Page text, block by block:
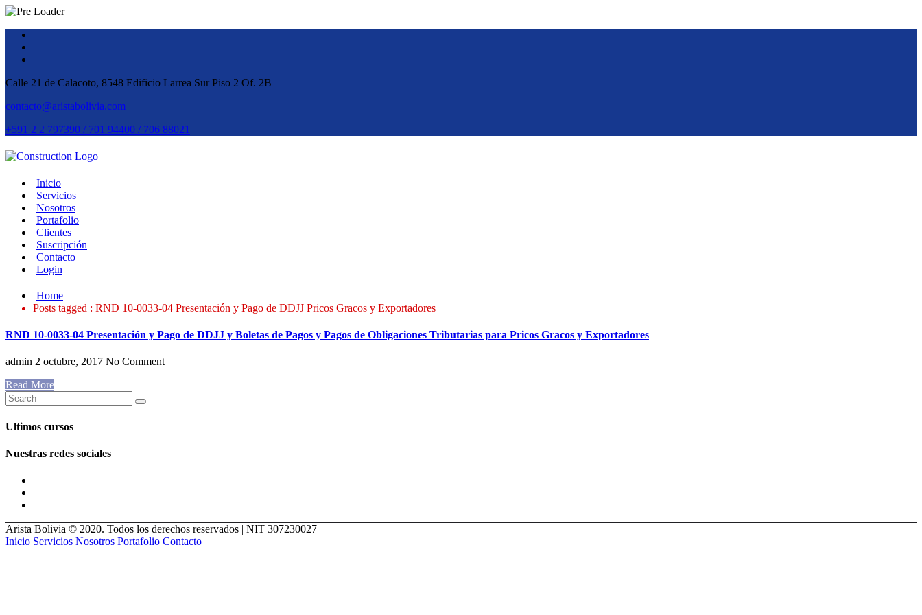
Calle 21 de Calacoto, 8548 Edificio Larrea Sur Piso 2 Of. 2B
contacto@aristabolivia.com
+591 2 2 797390 / 701 94400 / 706 88021
Inicio
Servicios
Nosotros
Portafolio
Clientes
Suscripción
Contacto
Login
Home
Posts tagged : RND 10-0033-04 Presentación y Pago de DDJJ Pricos Gracos y Exportadores
RND 10-0033-04 Presentación y Pago de DDJJ y Boletas de Pagos y Pagos de Obligaciones Tributarias para Pricos Gracos y Exportadores
admin 2 octubre, 2017 No Comment
Read More
Ultimos cursos
Nuestras redes sociales
Arista Bolivia © 2020. Todos los derechos reservados | NIT 307230027
Inicio Servicios Nosotros Portafolio Contacto